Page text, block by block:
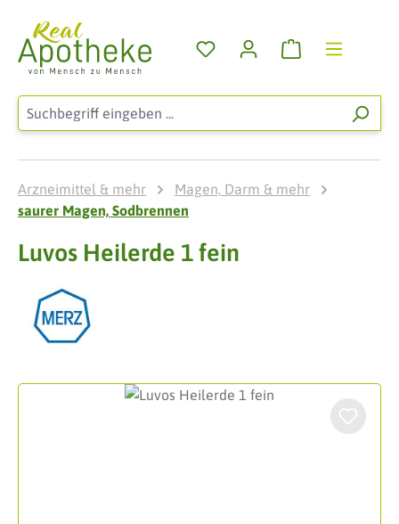
Zum Hauptinhalt springen
Warenkorb
Arzneimittel & mehr
Magen, Darm & mehr
saurer Magen, Sodbrennen
Luvos Heilerde 1 fein
Bildergalerie überspringen